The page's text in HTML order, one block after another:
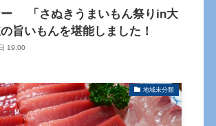
ー 「さぬきうまいもん祭りin大
旨いもんを堪能しました！
19:00
地域未分類